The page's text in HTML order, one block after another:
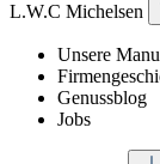
L.W.C Michelsen
Unsere
Genussblog
Jobs